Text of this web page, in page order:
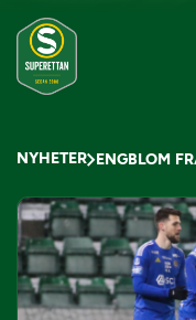
NYHETER ENGBLOM